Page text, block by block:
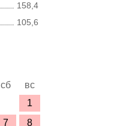
158,4
105,6
сб
вс
1
7 8